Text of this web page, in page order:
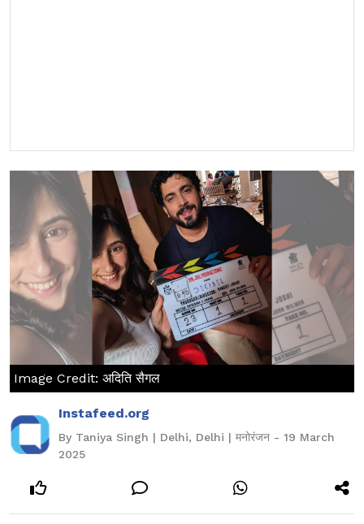
Image Credit: अदिति सैगल
Instafeed.org
By Taniya Singh | Delhi, Delhi | मनोरंजन - 19 March
2025